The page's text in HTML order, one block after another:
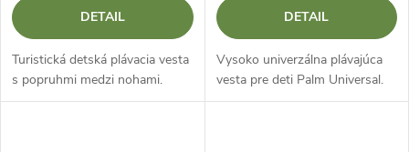
DETAIL
Turistická detská plávacia vesta
s popruhmi medzi nohami.
DETAIL
Vysoko univerzálna plávajúca
vesta pre deti Palm Universal.